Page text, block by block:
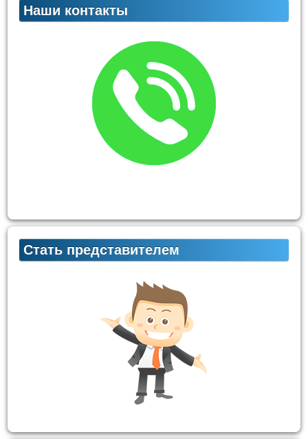
Наши контакты
Стать представителем